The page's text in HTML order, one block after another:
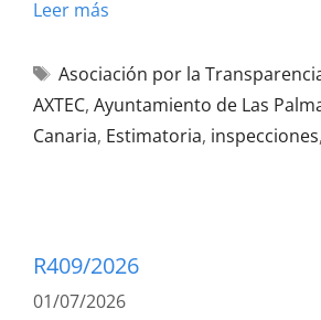
Leer más
Asociación por la
AXTEC, Ayuntamiento de Las
Canaria, Estimatoria, inspecciones,
R409/2026
01/07/2026